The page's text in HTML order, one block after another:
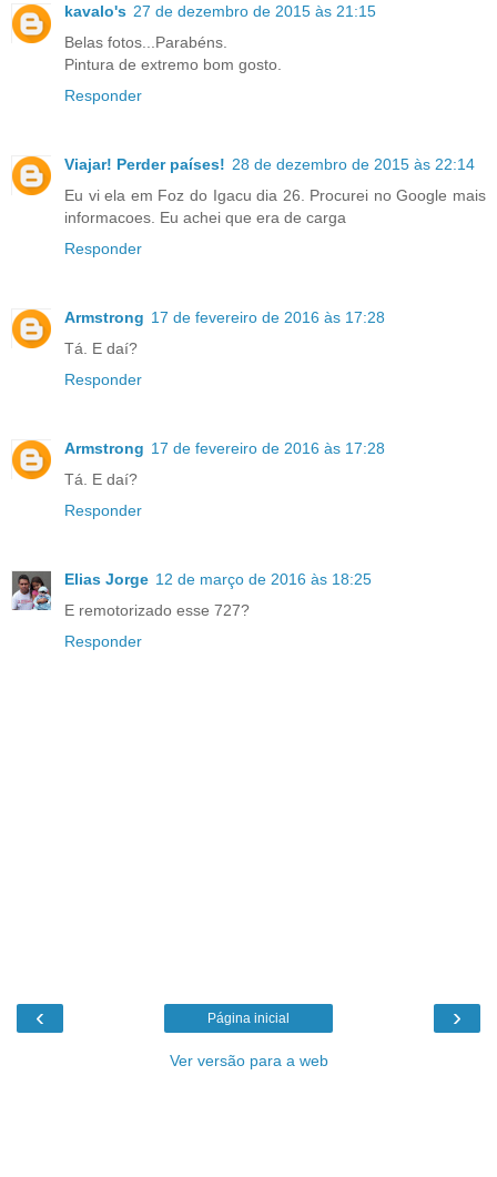
kavalo's 27 de dezembro de 2015 às 21:15
Belas fotos...Parabéns.
Pintura de extremo bom gosto.
Responder
Viajar! Perder países! 28 de dezembro de 2015 às 22:14
Eu vi ela em Foz do Igacu dia 26. Procurei no Google mais
informacoes. Eu achei que era de carga
Responder
Armstrong 17 de fevereiro de 2016 às 17:28
Tá. E daí?
Responder
Armstrong 17 de fevereiro de 2016 às 17:28
Tá. E daí?
Responder
Elias Jorge 12 de março de 2016 às 18:25
E remotorizado esse 727?
Responder
‹ ›
Página inicial
Ver versão para a web